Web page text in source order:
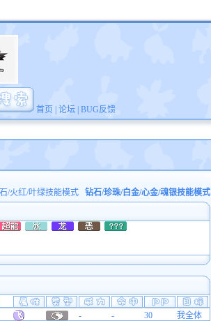
首页 论坛| BUG反馈
/火红/叶绿技能模式 钻石/珍珠/白金/心金/魂银技能模式
- - 30
我全体